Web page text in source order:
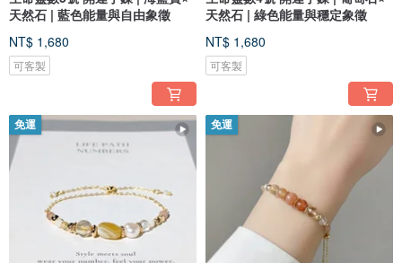
天然石 | 藍色能量與自由象徵
NT$ 1,680
可客製
天然石 | 綠色能量與穩定象徵
NT$ 1,680
可客製
免運 免運